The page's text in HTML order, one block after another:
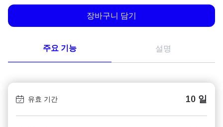
장바구니 담기
주요 기능 설명
유효 기간 10 일